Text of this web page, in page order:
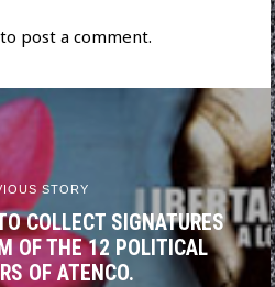
to post a comment.
STORY
COLLECT SIGNATURES
OF THE 12 POLITICAL
OF ATENCO.